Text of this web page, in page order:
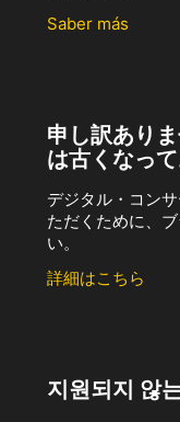
Saber más
申し訳あり
は古くなっ
デジタル・コン
ただくために、
い。
詳細はこちら
지원되지 않